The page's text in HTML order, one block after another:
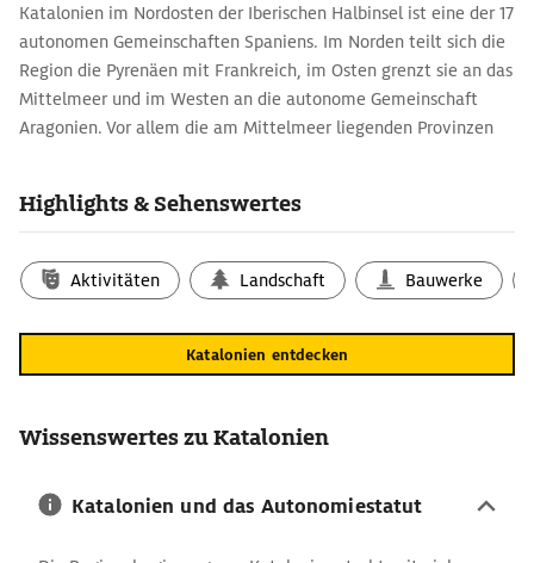
Katalonien im Nordosten der Iberischen Halbinsel ist eine der 17
autonomen Gemeinschaften Spaniens. Im Norden teilt sich die
Region die Pyrenäen mit Frankreich, im Osten grenzt sie an das
Mittelmeer und im Westen an die autonome Gemeinschaft
Aragonien. Vor allem die am Mittelmeer liegenden Provinzen
ausschließlich am Strand verbringen will, kann mit einem
durch das Küstengebirge mit seinen vielen Highlights und in die
schönen katalanischen Städte führt. Bei Tagestouren vom
Strand aus sollten längere Fahrzeiten berücksichtigt werden,
da viele Ausflugsziele im Binnenland nur über schmale
Unterwegs in Katalonien: Routenplaner für
Natur-Fans beginnen ihre Reise in den landschaftlich schönen
Pyrenäen, die von zahlreichen Wanderwegen durchzogen sind.
Highlights & Sehenswertes
Aktivitäten Landschaft Bauwerke
Katalonien entdecken
Wissenswertes zu Katalonien
Katalonien und das Autonomiestatut